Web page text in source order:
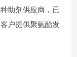
助剂供应商，已
户提供聚氨酯发